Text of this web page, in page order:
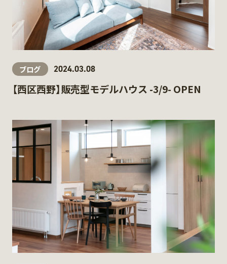
ブログ 2024.03.08
【西区西野】販売型モデルハウス -3/9- OPEN